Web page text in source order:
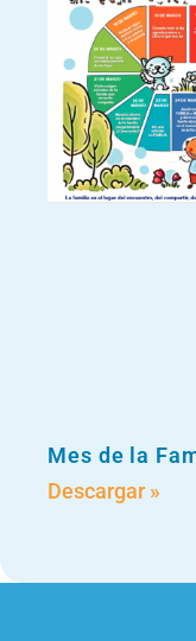
Mes de la
Descargar »